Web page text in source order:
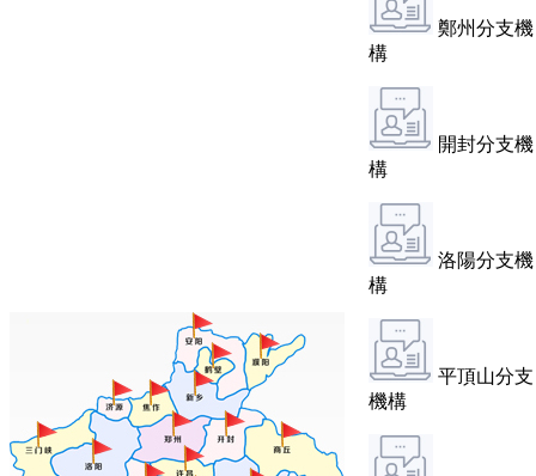
鄭州分支機
構
開封分支機
構
洛陽分支機
構
平頂山分支
機構